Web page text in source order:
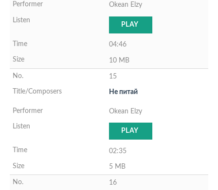
Okean Elzy
PLAY
04:46
10 MB
15
Не питай
Okean Elzy
PLAY
02:35
5 MB
16